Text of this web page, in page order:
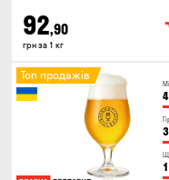
92,90
грн за 1 кг
Топ продажів